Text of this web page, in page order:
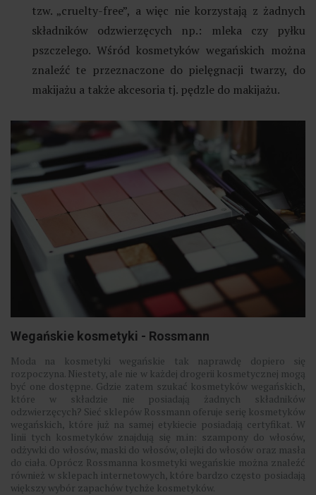
tzw. „cruelty-free”, a więc nie korzystają z żadnych
składników odzwierzęcych np.: mleka czy pyłku
pszczelego. Wśród kosmetyków wegańskich można
znaleźć te przeznaczone do pielęgnacji twarzy, do
makijażu a także akcesoria tj. pędzle do makijażu.
Wegańskie kosmetyki - Rossmann
Moda na kosmetyki wegańskie tak naprawdę dopiero się
rozpoczyna. Niestety, ale nie w każdej drogerii kosmetycznej mogą
być one dostępne. Gdzie zatem szukać kosmetyków wegańskich,
które w składzie nie posiadają żadnych składników
odzwierzęcych? Sieć sklepów Rossmann oferuje serię kosmetyków
wegańskich, które już na samej etykiecie posiadają certyfikat. W
linii tych kosmetyków znajdują się m.in: szampony do włosów,
odżywki do włosów, maski do włosów, olejki do włosów oraz masła
do ciała. Oprócz Rossmanna kosmetyki wegańskie można znaleźć
również w sklepach internetowych, które bardzo często posiadają
większy wybór zapachów tychże kosmetyków.